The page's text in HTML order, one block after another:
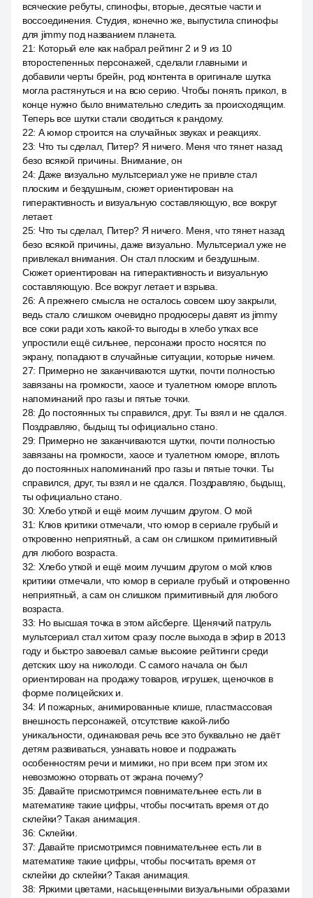
всяческие ребуты, спинофы, вторые, десятые части и
воссоединения. Студия, конечно же, выпустила спинофы
для jimmy под названием планета.
21: Который еле как набрал рейтинг 2 и 9 из 10
второстепенных персонажей, сделали главными и
добавили черты брейн, род контента в оригинале шутка
могла растянуться и на всю серию. Чтобы понять прикол, в
конце нужно было внимательно следить за происходящим.
Теперь все шутки стали сводиться к рандому.
22: А юмор строится на случайных звуках и реакциях.
23: Что ты сделал, Питер? Я ничего. Меня что тянет назад
безо всякой причины. Внимание, он
24: Даже визуально мультсериал уже не привле стал
плоским и бездушным, сюжет ориентирован на
гиперактивность и визуальную составляющую, все вокруг
летает.
25: Что ты сделал, Питер? Я ничего. Меня, что тянет назад
безо всякой причины, даже визуально. Мультсериал уже не
привлекал внимания. Он стал плоским и бездушным.
Сюжет ориентирован на гиперактивность и визуальную
составляющую. Все вокруг летает и взрыва.
26: А прежнего смысла не осталось совсем шоу закрыли,
ведь стало слишком очевидно продюсеры давят из jimmy
все соки ради хоть какой-то выгоды в хлебо утках все
упростили ещё сильнее, персонажи просто носятся по
экрану, попадают в случайные ситуации, которые ничем.
27: Примерно не заканчиваются шутки, почти полностью
завязаны на громкости, хаосе и туалетном юморе вплоть
напоминаний про газы и пятые точки.
28: До постоянных ты справился, друг. Ты взял и не сдался.
Поздравляю, быдыщ ты официально стано.
29: Примерно не заканчиваются шутки, почти полностью
завязаны на громкости, хаосе и туалетном юморе, вплоть
до постоянных напоминаний про газы и пятые точки. Ты
справился, друг, ты взял и не сдался. Поздравляю, быдыщ,
ты официально стано.
30: Хлебо уткой и ещё моим лучшим другом. О мой
31: Клюв критики отмечали, что юмор в сериале грубый и
откровенно неприятный, а сам он слишком примитивный
для любого возраста.
32: Хлебо уткой и ещё моим лучшим другом о мой клюв
критики отмечали, что юмор в сериале грубый и откровенно
неприятный, а сам он слишком примитивный для любого
возраста.
33: Но высшая точка в этом айсберге. Щенячий патруль
мультсериал стал хитом сразу после выхода в эфир в 2013
году и быстро завоевал самые высокие рейтинги среди
детских шоу на николоди. С самого начала он был
ориентирован на продажу товаров, игрушек, щеночков в
форме полицейских и.
34: И пожарных, анимированные клише, пластмассовая
внешность персонажей, отсутствие какой-либо
уникальности, одинаковая речь все это буквально не даёт
детям развиваться, узнавать новое и подражать
особенностям речи и мимики, но при всем при этом их
невозможно оторвать от экрана почему?
35: Давайте присмотримся повнимательнее есть ли в
математике такие цифры, чтобы посчитать время от до
склейки? Такая анимация.
36: Склейки.
37: Давайте присмотримся повнимательнее есть ли в
математике такие цифры, чтобы посчитать время от
склейки до склейки? Такая анимация.
38: Яркими цветами, насыщенными визуальными образами